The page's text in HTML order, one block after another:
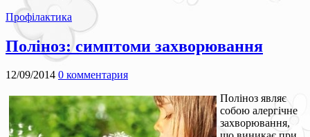
Профілактика
Поліноз: симптоми захворювання
12/09/2014 0 комментария
Поліноз являє
собою алергічне
захворювання,